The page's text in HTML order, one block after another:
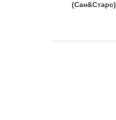
(Сан&Старс)